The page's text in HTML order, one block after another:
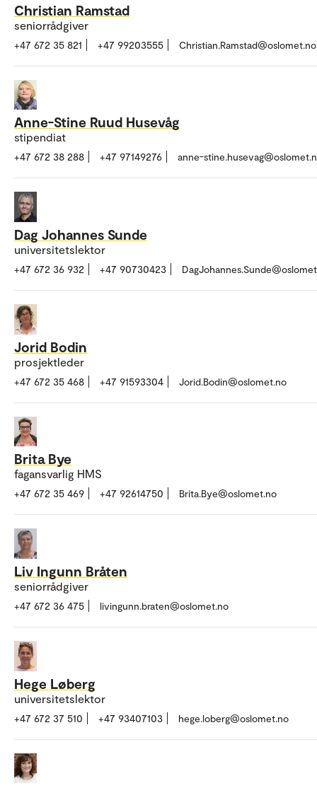
Christian Ramstad
seniorrådgiver
+47 672 35 821 +47 99203555 Christian.Ramstad@oslomet.no
Anne-Stine Ruud Husevåg
stipendiat
+47 672 38 288 +47 97149276 anne-
Dag Johannes Sunde
universitetslektor
+47 672 36 932 +47 90730423
Jorid Bodin
prosjektleder
+47 672 35 468 +47 91593304 Jorid.Bodin@oslomet.no
Brita Bye
fagansvarlig HMS
+47 672 35 469 +47 92614750 Brita.Bye@oslomet.no
Liv Ingunn Bråten
seniorrådgiver
+47 672 36 475 livingunn.braten@oslomet.no
Hege Løberg
universitetslektor
+47 672 37 510 +47 93407103 hege.loberg@oslomet.no